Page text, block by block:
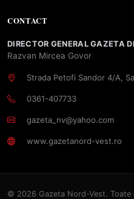
CONTACT
DIRECTOR GENERAL GAZETA
Razvan Mircea Govor
Strada Petofi Sandor 4/A,
0361-407733
gazeta_nv@yahoo.com
www.gazetanord-vest.ro
© 2026 Gazeta Nord-Vest. Toate